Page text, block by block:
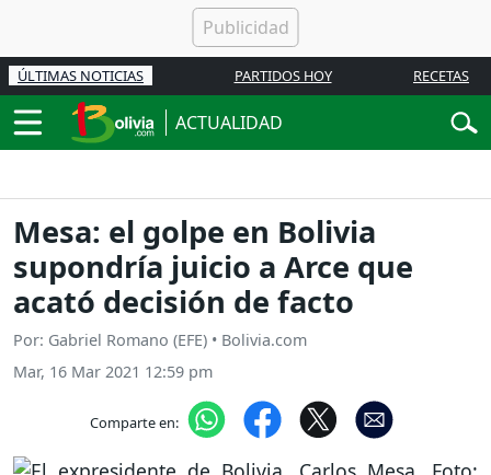
ÚLTIMAS NOTICIAS PARTIDOS HOY RECETAS
ACTUALIDAD
Mesa: el golpe en Bolivia
supondría juicio a Arce que
acató decisión de facto
Por: Gabriel Romano (EFE) • Bolivia.com
Mar, 16 Mar 2021 12:59 pm
Comparte en: